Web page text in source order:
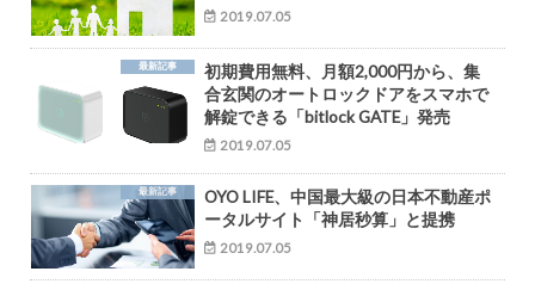
2019.07.05
最新記事
初期費用無料、月額2,000円から、集
合玄関のオートロックドアをスマホで
解錠できる「bitlock GATE」発売
2019.07.05
最新記事
OYO LIFE、中国最大級の日本不動産ポ
ータルサイト「神居秒算」と提携
2019.07.05